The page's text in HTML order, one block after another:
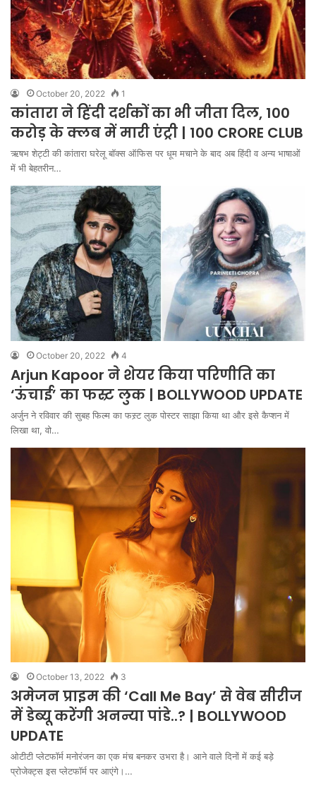
October 20, 2022 1
कांतारा ने हिंदी दर्शकों का भी जीता दिल, 100
करोड़ के क्लब में मारी एंट्री | 100 CRORE CLUB
ऋषभ शेट्टी की कांतारा घरेलू बॉक्स ऑफिस पर धूम मचाने के बाद अब हिंदी व अन्य भाषाओं
में भी बेहतरीन…
October 20, 2022 4
Arjun Kapoor ने शेयर किया परिणीति का
‘ऊंचाई’ का फस्र्ट लुक | BOLLYWOOD UPDATE
अर्जुन ने रविवार की सुबह फिल्म का फस्र्ट लुक पोस्टर साझा किया था और इसे कैप्शन में
लिखा था, वो…
October 13, 2022 3
अमेजन प्राइम की ‘Call Me Bay’ से वेब सीरीज
में डेब्यू करेंगी अनन्या पांडे..? | BOLLYWOOD
UPDATE
ओटीटी प्लेटफॉर्म मनोरंजन का एक मंच बनकर उभरा है। आने वाले दिनों में कई बड़े
प्रोजेक्ट्स इस प्लेटफॉर्म पर आएंगे।…